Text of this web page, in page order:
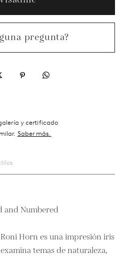
pregunta?
y certificado
Saber más.
and Numbered
Horn es una impresión iris
temas de naturaleza,